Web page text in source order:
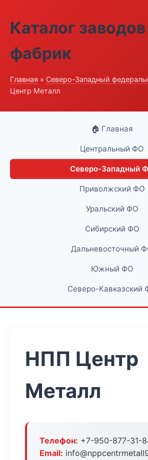
Каталог заводов
фабрик
Главная » Северо-Западный
Центр Металл
🏠 Главная
Центральный ФО
Северо-Западный
Приволжский ФО
Уральский ФО
Сибирский ФО
Дальневосточный
Южный ФО
Северо-Кавказский
НПП Центр
Металл
Телефон: +7-950-877-31-
Email: